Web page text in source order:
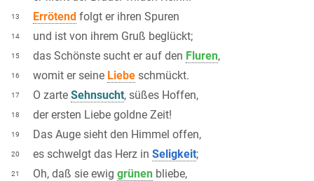
13 Errötendfolgt er ihren Spuren
14 und ist von ihrem Gruß beglückt;
15 das Schönste sucht er auf den Fluren,
16 womit er seine Liebeschmückt.
17 O zarte Sehnsucht, süßes Hoffen,
18 der ersten Liebe goldne Zeit!
19 Das Auge sieht den Himmel offen,
20 es schwelgt das Herz in Seligkeit;
21 Oh, daß sie ewig grünenbliebe,